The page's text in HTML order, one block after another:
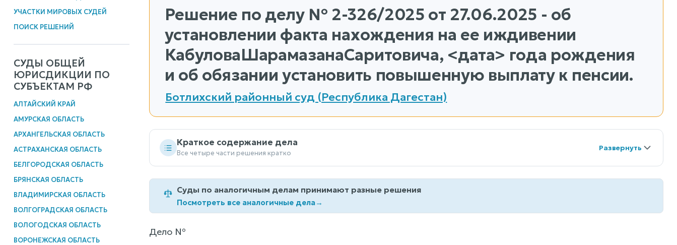
УЧАСТКИ МИРОВЫХ СУДЕЙ
ПОИСК РЕШЕНИЙ
СУДЫ ОБЩЕЙ
ЮРИСДИКЦИИ ПО
СУБЪЕКТАМ РФ
АЛТАЙСКИЙ КРАЙ
АМУРСКАЯ ОБЛАСТЬ
АРХАНГЕЛЬСКАЯ ОБЛАСТЬ
АСТРАХАНСКАЯ ОБЛАСТЬ
БЕЛГОРОДСКАЯ ОБЛАСТЬ
БРЯНСКАЯ ОБЛАСТЬ
ВЛАДИМИРСКАЯ ОБЛАСТЬ
ВОЛГОГРАДСКАЯ ОБЛАСТЬ
ВОЛОГОДСКАЯ ОБЛАСТЬ
ВОРОНЕЖСКАЯ ОБЛАСТЬ
Решение по делу № 2-326/2025 от 27.06.2025 - об
установлении факта нахождения на ее иждивении
КабуловаШарамазанаСаритовича, <дата> года рождения
и об обязании установить повышенную выплату к пенсии.
Ботлихский районный суд (Республика Дагестан)
Краткое содержание дела
Все четыре части решения кратко
Суды по аналогичным делам принимают разные решения
Посмотреть все аналогичные дела→
Дело №